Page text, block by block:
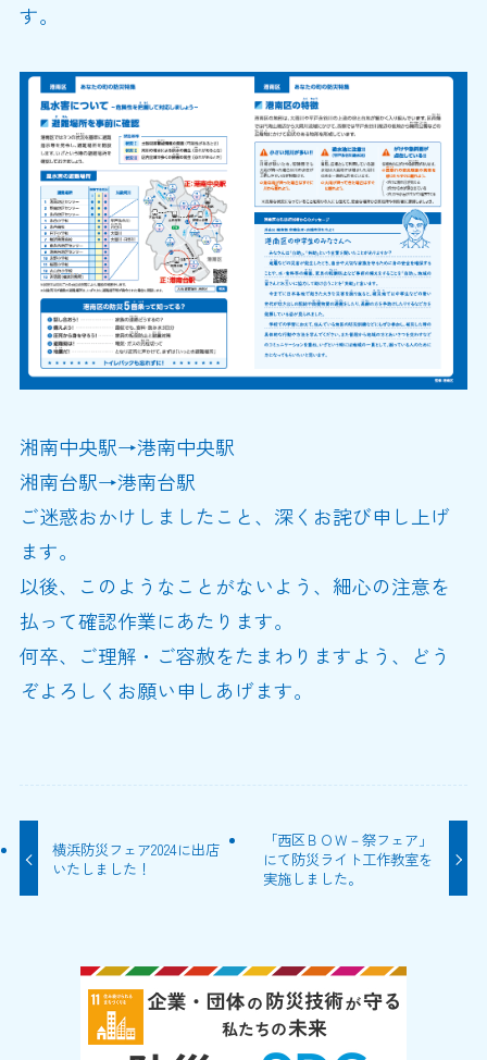
す。
湘南中央駅→港南中央駅
湘南台駅→港南台駅
ご迷惑おかけしましたこと、深くお詫び申し上げ
ます。
以後、このようなことがないよう、細心の注意を
払って確認作業にあたります。
何卒、ご理解・ご容赦をたまわりますよう、どう
ぞよろしくお願い申しあげます。
横浜防災フェア2024に出店
いたしました！
「西区ＢＯＷ－祭フェア」
にて防災ライト工作教室を
実施しました。